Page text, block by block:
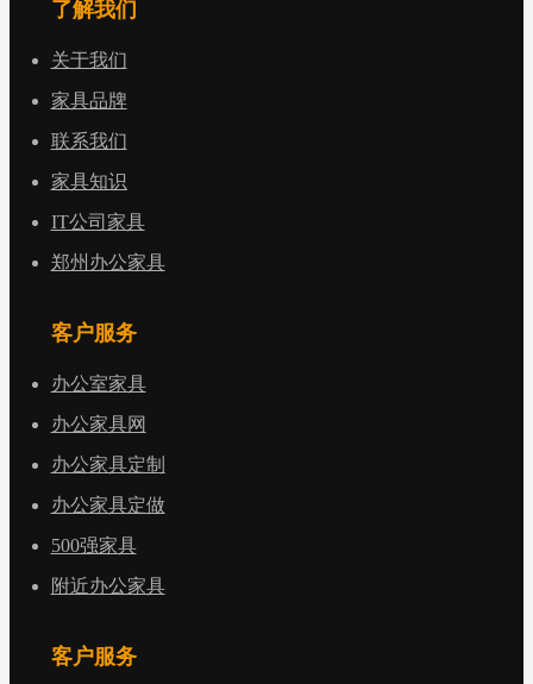
了解我们
关于我们
家具品牌
联系我们
家具知识
IT公司家具
郑州办公家具
客户服务
办公室家具
办公家具网
办公家具定制
办公家具定做
500强家具
附近办公家具
客户服务